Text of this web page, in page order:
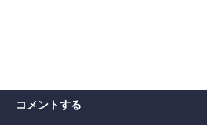
コメントする